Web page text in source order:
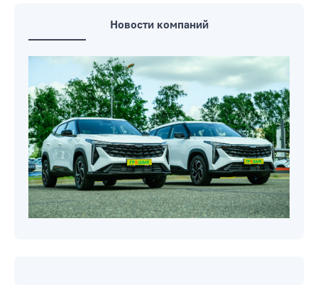
Новости компаний